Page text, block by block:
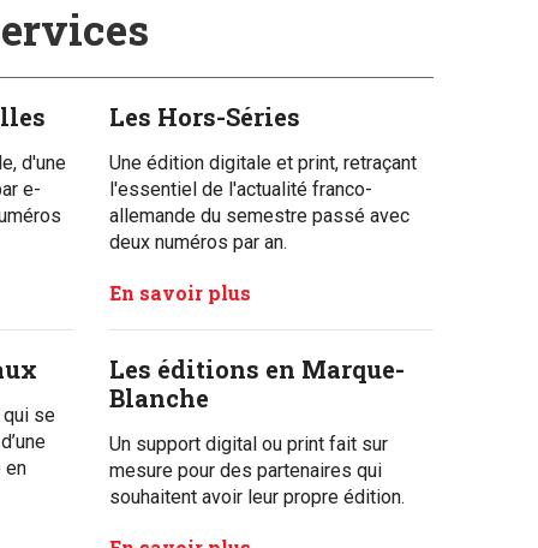
d'une
e-
Les Hors-Séries
Une édition digitale et print, retraçant
l'essentiel de l'actualité franco-
allemande du semestre passé avec
deux numéros par an.
En savoir plus
se
en
Les éditions en Marque-
Blanche
Un support digital ou print fait sur
mesure pour des partenaires qui
souhaitent avoir leur propre édition.